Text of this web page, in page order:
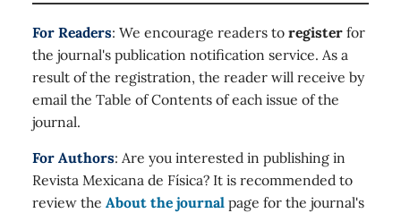
For Readers: We encourage readers to register for
the journal's publication notification service. As a
result of the registration, the reader will receive by
email the Table of Contents of each issue of the
journal.
For Authors: Are you interested in publishing in
Revista Mexicana de Física? It is recommended to
review the About the journal page for the journal's